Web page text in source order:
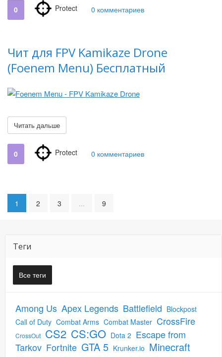
0 Protect 0 комментариев
Чит для FPV Kamikaze Drone
(Foenem Menu) Бесплатный
Читать дальше
0 Protect 0 комментариев
1 2 3 ... 9
Теги
Все теги
Among Us Apex Legends Battlefield Blockpost
Call of Duty Combat Arms Combat Master CrossFire
CrossOut CS2 CS:GO Dota 2 Escape from
Tarkov Fortnite GTA 5 Krunker.io Minecraft